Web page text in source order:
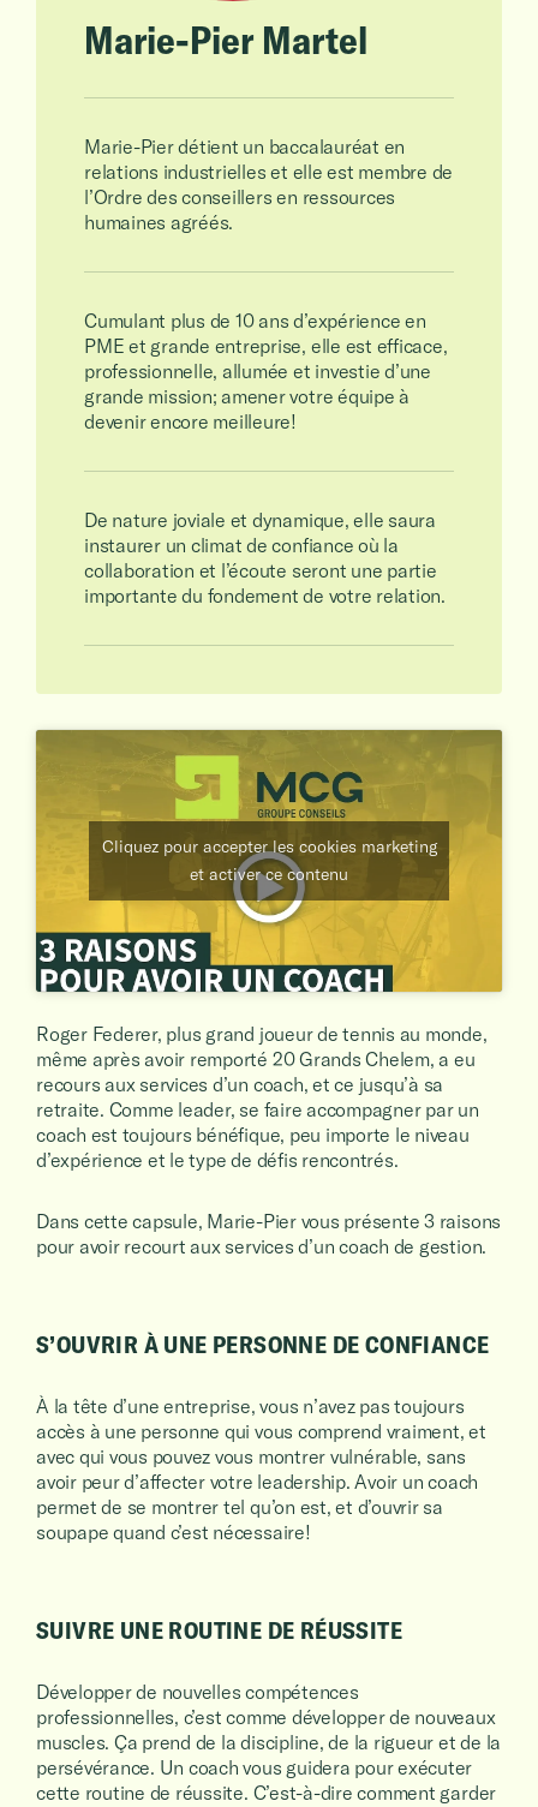
Marie-Pier Martel
Marie-Pier détient un baccalauréat en
relations industrielles et elle est membre de
l’Ordre des conseillers en ressources
humaines agréés.
Cumulant plus de 10 ans d’expérience en
PME et grande entreprise, elle est efficace,
professionnelle, allumée et investie d’une
grande mission; amener votre équipe à
devenir encore meilleure!
De nature joviale et dynamique, elle saura
instaurer un climat de confiance où la
collaboration et l’écoute seront une partie
importante du fondement de votre relation.
Cliquez pour accepter les cookies marketing
et activer ce contenu
Roger Federer, plus grand joueur de tennis au monde,
même après avoir remporté 20 Grands Chelem, a eu
recours aux services d’un coach, et ce jusqu’à sa
retraite. Comme leader, se faire accompagner par un
coach est toujours bénéfique, peu importe le niveau
d’expérience et le type de défis rencontrés.
Dans cette capsule, Marie-Pier vous présente 3 raisons
pour avoir recourt aux services d’un coach de gestion.
S’OUVRIR À UNE PERSONNE DE CONFIANCE
À la tête d’une entreprise, vous n’avez pas toujours
accès à une personne qui vous comprend vraiment, et
avec qui vous pouvez vous montrer vulnérable, sans
avoir peur d’affecter votre leadership. Avoir un coach
permet de se montrer tel qu’on est, et d’ouvrir sa
soupape quand c’est nécessaire!
SUIVRE UNE ROUTINE DE RÉUSSITE
Développer de nouvelles compétences
professionnelles, c’est comme développer de nouveaux
muscles. Ça prend de la discipline, de la rigueur et de la
persévérance. Un coach vous guidera pour exécuter
cette routine de réussite. C’est-à-dire comment garder